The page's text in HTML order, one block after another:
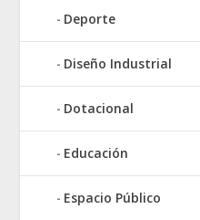
Deporte
Diseño Industrial
Dotacional
Educación
Espacio Público